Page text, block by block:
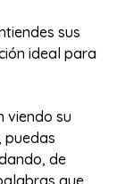
sus
ideal para
viendo su
puedas
de
que